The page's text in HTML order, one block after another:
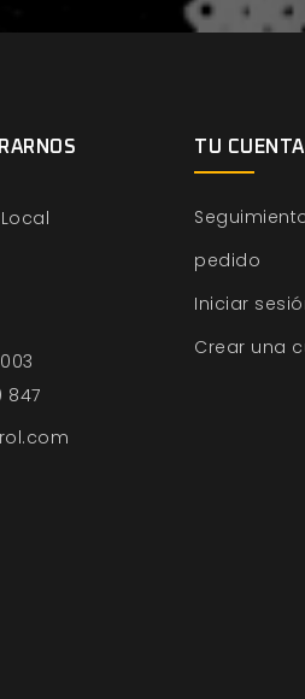
847
TU CUENTA
pedido
Iniciar
Crear una